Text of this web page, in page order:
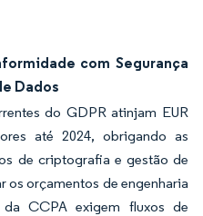
com Segurança
Dados
do GDPR atinjam EUR
até 2024, obrigando as
de criptografia e gestão de
os orçamentos de engenharia
CCPA exigem fluxos de